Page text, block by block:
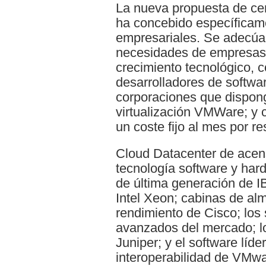
La nueva propuesta de
ha concebido
empresariales. Se
necesidades de
crecimiento tecnológico,
desarrolladores de
corporaciones que
virtualización VMWare; y
un coste fijo al mes por
Cloud Datacenter de
tecnología software y
de última generación de
Intel Xeon; cabinas de
rendimiento de Cisco;
avanzados del mercado;
Juniper; y el software
interoperabilidad de